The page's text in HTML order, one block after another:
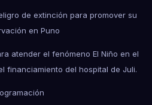
de extinción para promover su
en Puno
atender el fenómeno El Niño en el
financiamiento del hospital de Juli.